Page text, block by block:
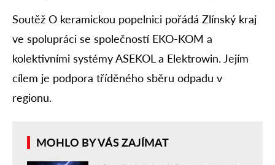
Soutěž O keramickou popelnici pořádá Zlínský kraj
ve spolupráci se společností EKO-KOM a
kolektivními systémy ASEKOL a Elektrowin. Jejím
cílem je podpora tříděného sběru odpadu v
regionu.
MOHLO BY VÁS ZAJÍMAT